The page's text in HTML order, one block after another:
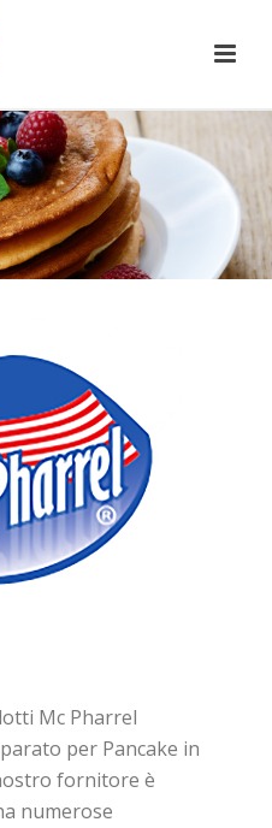
Mc Pharrel
per Pancake in
fornitore è
numerose